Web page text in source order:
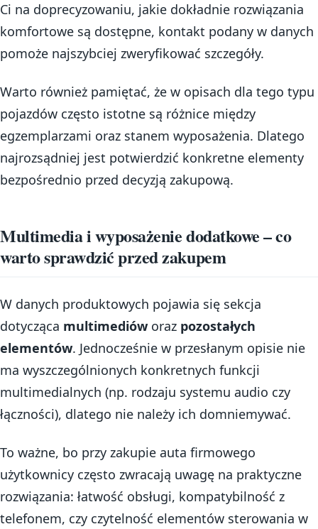
Ci na doprecyzowaniu, jakie dokładnie rozwiązania
komfortowe są dostępne, kontakt podany w danych
pomoże najszybciej zweryfikować szczegóły.
Warto również pamiętać, że w opisach dla tego typu
pojazdów często istotne są różnice między
egzemplarzami oraz stanem wyposażenia. Dlatego
najrozsądniej jest potwierdzić konkretne elementy
bezpośrednio przed decyzją zakupową.
Multimedia i wyposażenie dodatkowe – co
warto sprawdzić przed zakupem
W danych produktowych pojawia się sekcja
dotycząca multimediów oraz pozostałych
elementów. Jednocześnie w przesłanym opisie nie
ma wyszczególnionych konkretnych funkcji
multimedialnych (np. rodzaju systemu audio czy
łączności), dlatego nie należy ich domniemywać.
To ważne, bo przy zakupie auta firmowego
użytkownicy często zwracają uwagę na praktyczne
rozwiązania: łatwość obsługi, kompatybilność z
telefonem, czy czytelność elementów sterowania w